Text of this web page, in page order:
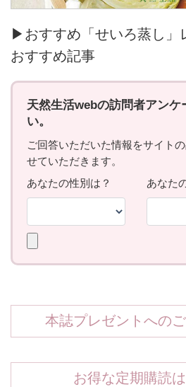
▶おすすめ「せいろ蒸し」
おすすめ記事
本誌プレゼントへの
お得な定期購読